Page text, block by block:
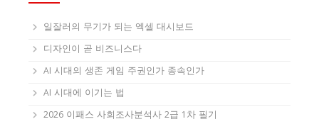
일잘러의 무기가 되는 엑셀 대시보드
디자인이 곧 비즈니스다
AI 시대의 생존 게임 주권인가 종속인가
AI 시대에 이기는 법
2026 이패스 사회조사분석사 2급 1차 필기